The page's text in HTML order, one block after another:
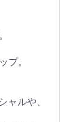
プ。
ャルや、